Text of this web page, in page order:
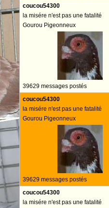
coucou54300
la misére n'est pas une fatalité
Gourou Pigeonneux
39629 messages postés
coucou54300
la misére n'est pas une fatalité
Gourou Pigeonneux
39629 messages postés
coucou54300
la misére n'est pas une fatalité